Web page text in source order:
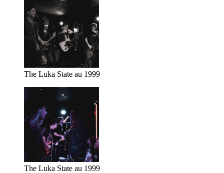
The Luka State au 1999
The Luka State au 1999